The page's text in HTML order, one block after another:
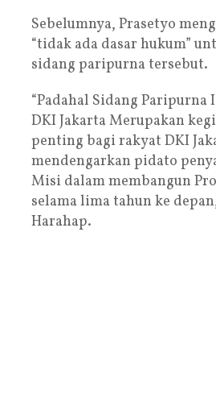
Sebelumnya, Prasetyo
“tidak ada dasar hukum”
sidang paripurna tersebut.
“Padahal Sidang Paripurna
DKI Jakarta Merupakan
penting bagi rakyat DKI
mendengarkan pidato
Misi dalam membangun
selama lima tahun ke
Harahap.